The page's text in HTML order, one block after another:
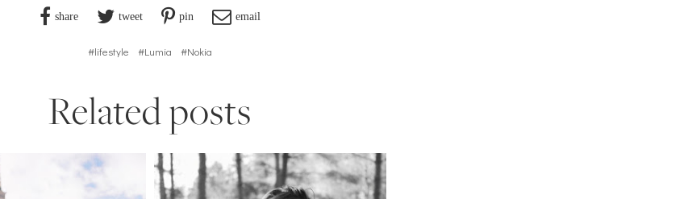
share tweet pin email
#lifestyle #Lumia #Nokia
Related posts